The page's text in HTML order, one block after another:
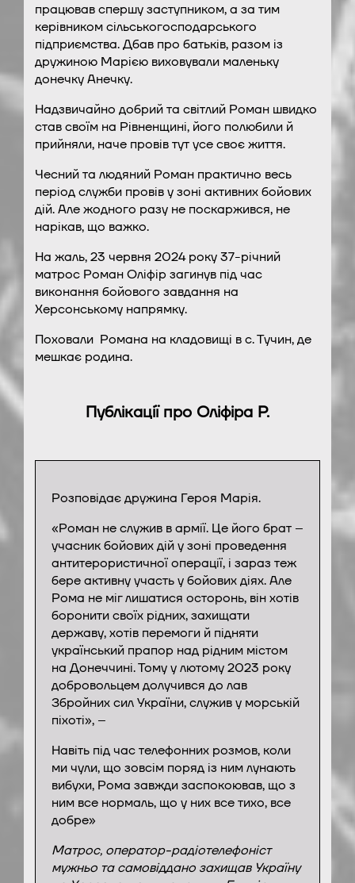
працював спершу заступником, а за тим
керівником сільськогосподарського
підприємства. Дбав про батьків, разом із
дружиною Марією виховували маленьку
донечку Анечку.
Надзвичайно добрий та світлий Роман швидко
став своїм на Рівненщині, його полюбили й
прийняли, наче провів тут усе своє життя.
Чесний та людяний Роман практично весь
період служби провів у зоні активних бойових
дій. Але жодного разу не поскаржився, не
нарікав, що важко.
На жаль, 23 червня 2024 року 37-річний
матрос Роман Оліфір загинув під час
виконання бойового завдання на
Херсонському напрямку.
Поховали Романа на кладовищі в с. Тучин, де
мешкає родина.
Публікації про Оліфіра Р.
Розповідає дружина Героя Марія.
«Роман не служив в армії. Це його брат –
учасник бойових дій у зоні проведення
антитерористичної операції, і зараз теж
бере активну участь у бойових діях. Але
Рома не міг лишатися осторонь, він хотів
боронити своїх рідних, захищати
державу, хотів перемоги й підняти
український прапор над рідним містом
на Донеччині. Тому у лютому 2023 року
добровольцем долучився до лав
Збройних сил України, служив у морській
піхоті», –
Навіть під час телефонних розмов, коли
ми чули, що зовсім поряд із ним лунають
вибухи, Рома завжди заспокоював, що з
ним все нормаль, що у них все тихо, все
добре»
Матрос, оператор-радіотелефоніст
мужньо та самовіддано захищав Україну